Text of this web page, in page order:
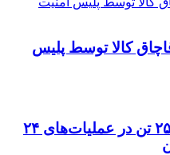
کالا توسط پلیس
فوت ۴ نفر و مصدومیت ۲۵ تن در عملیات‌های ۲۴